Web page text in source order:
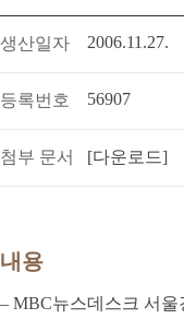
생산일자 2006.11.27.
등록번호 56907
첨부 문서 [다운로드]
내용
– MBC뉴스데스크 서